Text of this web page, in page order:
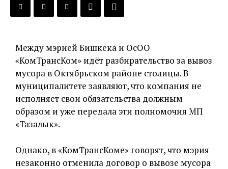
Между мэрией Бишкека и ОсОО
«КомТрансКом» идёт разбирательство за вывоз
мусора в Октябрьском районе столицы. В
муниципалитете заявляют, что компания не
исполняет свои обязательства должным
образом и уже передала эти полномочия МП
«Тазалык».
Однако, в «КомТрансКоме» говорят, что мэрия
незаконно отменила договор о вывозе мусора